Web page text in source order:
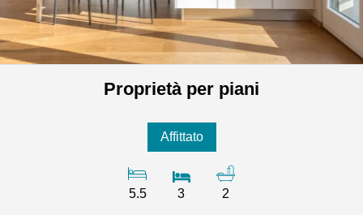
Proprietà per piani
Affittato
5.5 3 2